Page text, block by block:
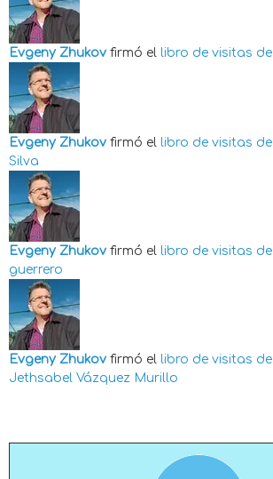
Evgeny Zhukov firmó el libro de visitas de
Evgeny Zhukov firmó el libro de visitas de
Silva
Evgeny Zhukov firmó el libro de visitas de
guerrero
Evgeny Zhukov firmó el libro de visitas de
Jethsabel Vázquez Murillo